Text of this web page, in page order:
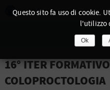
16° ITER
COLOPROCTOLOGIA
Questo sito fa uso di cookie.
l'utilizzo
Ok